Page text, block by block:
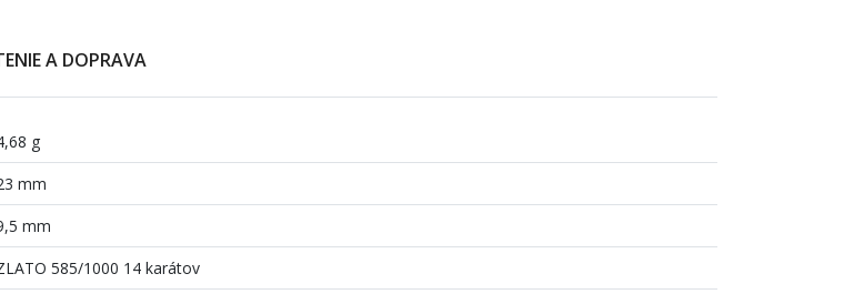
A DOPRAVA
g
mm
mm
585/1000 14 karátov